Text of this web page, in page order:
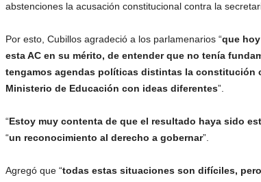
abstenciones la acusación constitucional contra la
Por esto, Cubillos agradeció a los parlamenarios “que
esta AC en su mérito, de entender que no tenía
tengamos agendas políticas distintas la constitución
Ministerio de Educación con ideas diferentes”.
“Estoy muy contenta de que el resultado haya sido
“un reconocimiento al derecho a gobernar”.
Agregó que “todas estas situaciones son difíciles,